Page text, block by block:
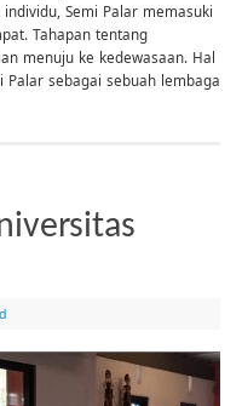
Semi Palar memasuki
Tahapan tentang
menuju ke kedewasaan. Hal
Palar sebagai sebuah lembaga